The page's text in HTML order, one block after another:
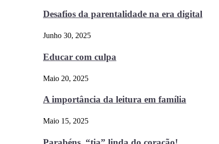
Desafios da parentalidade na era digital
Junho 30, 2025
Educar com culpa
Maio 20, 2025
A importância da leitura em família
Maio 15, 2025